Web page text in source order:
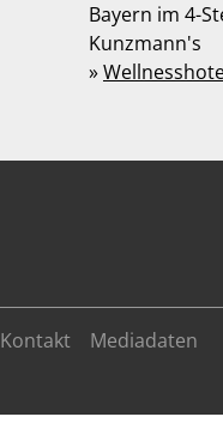
Bayern im 4-
Kunzmann's
»
Kontakt Mediadaten